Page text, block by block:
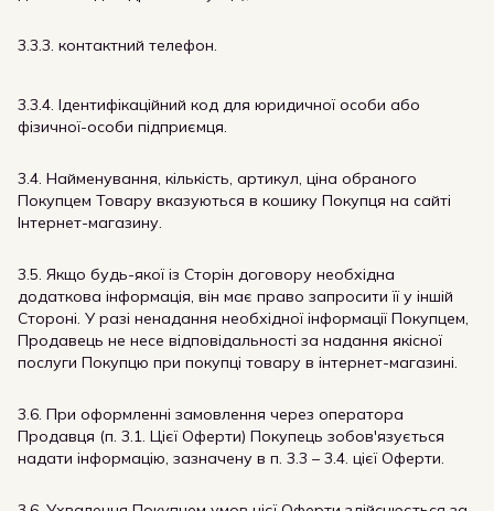
3.3.3. контактний телефон.
3.3.4. Ідентифікаційний код для юридичної особи або
фізичної-особи підприємця.
3.4. Найменування, кількість, артикул, ціна обраного
Покупцем Товару вказуються в кошику Покупця на сайті
Інтернет-магазину.
3.5. Якщо будь-якої із Сторін договору необхідна
додаткова інформація, він має право запросити її у іншій
Стороні. У разі ненадання необхідної інформації Покупцем,
Продавець не несе відповідальності за надання якісної
послуги Покупцю при покупці товару в інтернет-магазині.
3.6. При оформленні замовлення через оператора
Продавця (п. 3.1. Цієї Оферти) Покупець зобов'язується
надати інформацію, зазначену в п. 3.3 – 3.4. цієї Оферти.